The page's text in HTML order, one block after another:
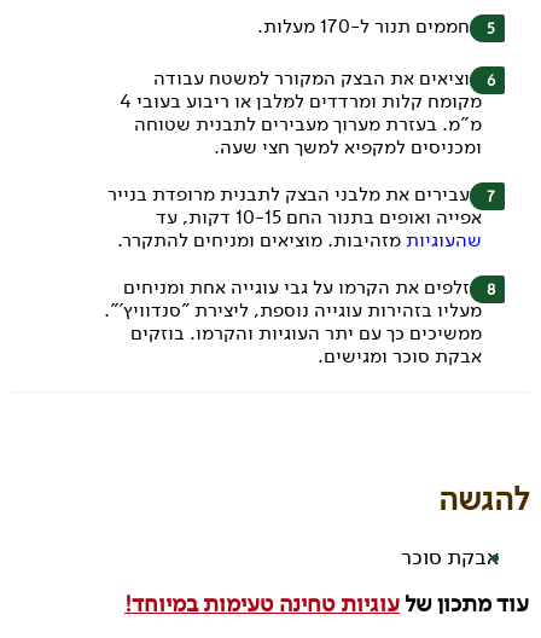
מחממים תנור ל-170 מעלות.
מוציאים את הבצק המקורר למשטח עבודה
מקומח קלות ומרדדים למלבן או ריבוע בעובי 4
מ"מ. בעזרת מערוך מעבירים לתבנית שטוחה
ומכניסים למקפיא למשך חצי שעה.
מעבירים את מלבני הבצק לתבנית מרופדת בנייר
אפייה ואופים בתנור החם 10-15 דקות, עד
שהעוגיותמזהיבות. מוציאים ומניחים להתקרר.
מזלפים את הקרמו על גבי עוגייה אחת ומניחים
מעליו בזהירות עוגייה נוספת, ליצירת "סנדוויץ'".
ממשיכים כך עם יתר העוגיות והקרמו. בוזקים
אבקת סוכר ומגישים.
להגשה
אבקת סוכר
עוד מתכון שלעוגיות טחינה טעימות במיוחד!